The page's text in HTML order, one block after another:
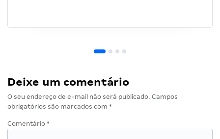
Deixe um comentário
O seu endereço de e-mail não será publicado. Campos
obrigatórios são marcados com *
Comentário *